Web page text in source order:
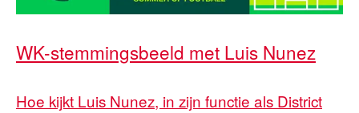
WK-stemmingsbeeld met Luis Nunez
Hoe kijkt Luis Nunez, in zijn functie als District